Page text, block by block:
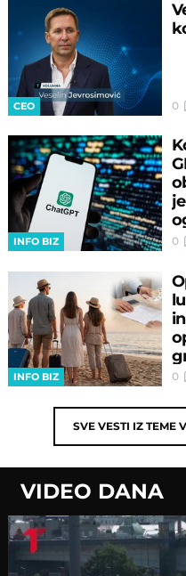
CEO 0
INFO BIZ 0
INFO BIZ 0
SVE VESTI IZ TEME
VIDEO DANA